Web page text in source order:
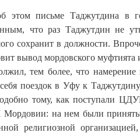
письме Таджутдина в
что раз Таджутдин не
сохранит в должности.
вывод мордовского
тем более, что
поездок в Уфу к
тому, как поступали
на нем были
религиозной